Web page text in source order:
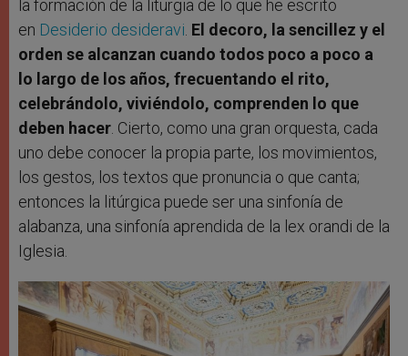
la formación de la liturgia de lo que he escrito
en Desiderio desideravi El decoro, la sencillez y el
orden se alcanzan cuando todos poco a poco a
lo largo de los años, frecuentando el rito,
celebrándolo, viviéndolo, comprenden lo que
deben hacer . Cierto, como una gran orquesta, cada
uno debe conocer la propia parte, los movimientos,
los gestos, los textos que pronuncia o que canta;
entonces la litúrgica puede ser una sinfonía de
alabanza, una sinfonía aprendida de la lex orandi de la
Iglesia.